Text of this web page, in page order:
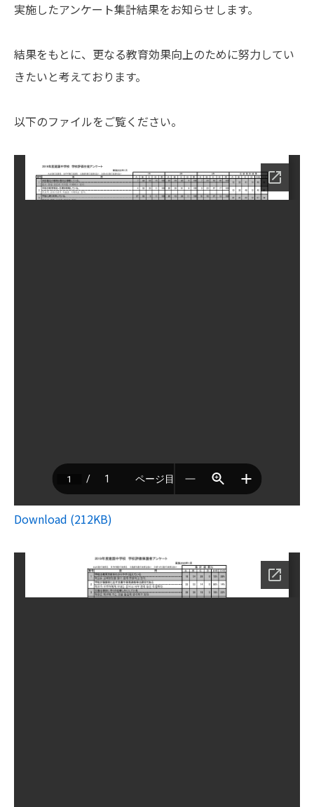
実施したアンケート集計結果をお知らせします。
結果をもとに、更なる教育効果向上のために努力してい
きたいと考えております。
以下のファイルをご覧ください。
Download (212KB)